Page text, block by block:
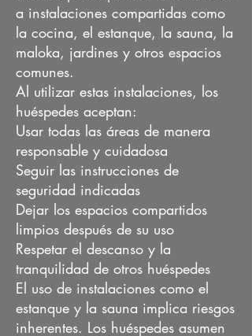
a instalaciones compartidas como
la cocina, el estanque, la sauna, la
maloka, jardines y otros espacios
comunes.
Al utilizar estas instalaciones, los
huéspedes aceptan:
Usar todas las áreas de manera
responsable y cuidadosa
Seguir las instrucciones de
seguridad indicadas
Dejar los espacios compartidos
limpios después de su uso
Respetar el descanso y la
tranquilidad de otros huéspedes
El uso de instalaciones como el
estanque y la sauna implica riesgos
inherentes. Los huéspedes asumen